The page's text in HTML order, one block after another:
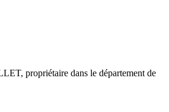
propriétaire dans le département de